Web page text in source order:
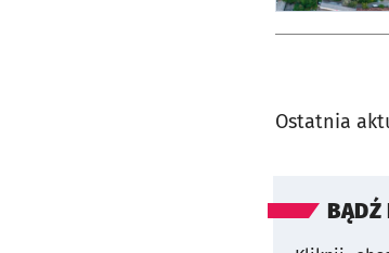
Ostatnia
BĄDŹ